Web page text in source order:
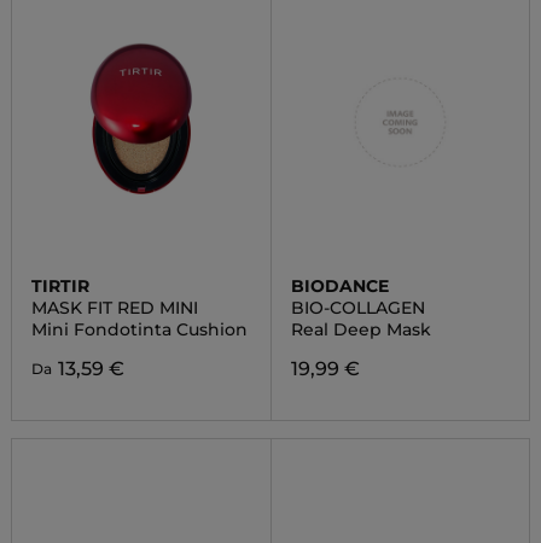
TIRTIR
MASK FIT RED MINI
Mini Fondotinta Cushion
Da 13,59 €
BIODANCE
BIO-COLLAGEN
Real Deep Mask
19,99 €